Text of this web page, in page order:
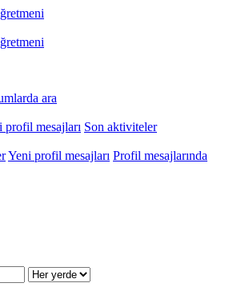
ara
profil mesajları Son aktiviteler
Yeni profil mesajları Profil mesajlarında